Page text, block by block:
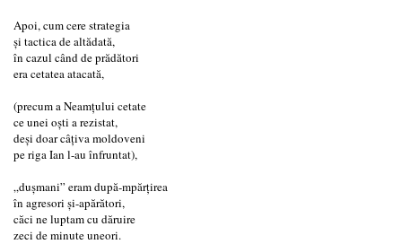
Apoi, cum cere strategia
și tactica de altădată,
în cazul când de prădători
era cetatea atacată,
(precum a Neamțului cetate
ce unei oști a rezistat,
deși doar câțiva moldoveni
pe riga Ian l-au înfruntat),
„dușmani” eram după-mpărțirea
în agresori și-apărători,
căci ne luptam cu dăruire
zeci de minute uneori.